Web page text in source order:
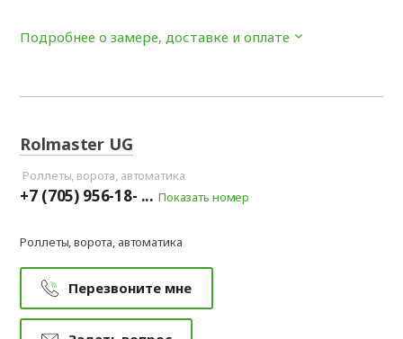
Подробнее о замере, доставке и оплате
Rolmaster UG
Роллеты, ворота, автоматика
+7 (705) 956-18- ... Показать номер
Роллеты, ворота, автоматика
Перезвоните мне